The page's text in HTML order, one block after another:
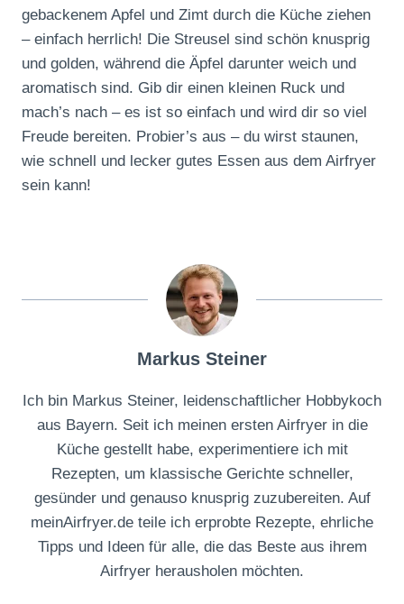
gebackenem Apfel und Zimt durch die Küche ziehen
– einfach herrlich! Die Streusel sind schön knusprig
und golden, während die Äpfel darunter weich und
aromatisch sind. Gib dir einen kleinen Ruck und
mach’s nach – es ist so einfach und wird dir so viel
Freude bereiten. Probier’s aus – du wirst staunen,
wie schnell und lecker gutes Essen aus dem Airfryer
sein kann!
Markus Steiner
Ich bin Markus Steiner, leidenschaftlicher Hobbykoch
aus Bayern. Seit ich meinen ersten Airfryer in die
Küche gestellt habe, experimentiere ich mit
Rezepten, um klassische Gerichte schneller,
gesünder und genauso knusprig zuzubereiten. Auf
meinAirfryer.de teile ich erprobte Rezepte, ehrliche
Tipps und Ideen für alle, die das Beste aus ihrem
Airfryer herausholen möchten.